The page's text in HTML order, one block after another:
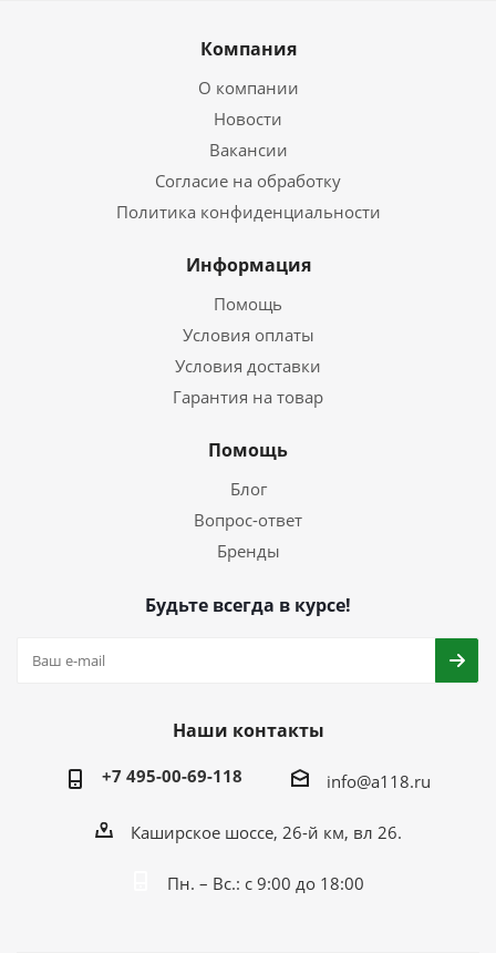
Компания
О компании
Новости
Вакансии
Согласие на обработку
Политика конфиденциальности
Информация
Помощь
Условия оплаты
Условия доставки
Гарантия на товар
Помощь
Блог
Вопрос-ответ
Бренды
Будьте всегда в курсе!
Наши контакты
+7 495-00-69-118 info@a118.ru
Каширское шоссе, 26-й км, вл 26.
Пн. – Вс.: с 9:00 до 18:00